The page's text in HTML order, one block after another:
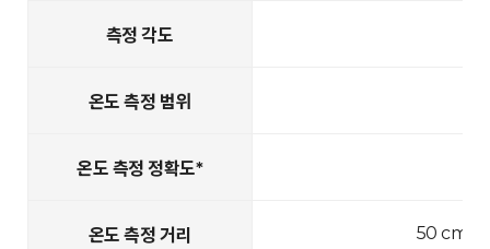
측정 각도
온도 측정 범위
온도 측정 정확도*
온도 측정 거리 50